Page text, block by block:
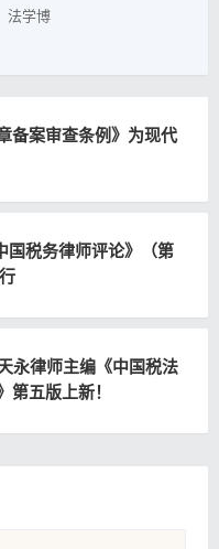
法学博
备案审查条例》为现代
税务律师评论》（第
永律师主编《中国税法
第五版上新！